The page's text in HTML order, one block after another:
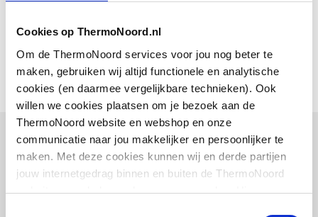
Cookies op ThermoNoord.nl
Om de ThermoNoord services voor jou nog beter te
maken, gebruiken wij altijd functionele en analytische
cookies (en daarmee vergelijkbare technieken). Ook
willen we cookies plaatsen om je bezoek aan de
ThermoNoord website en webshop en onze
communicatie naar jou makkelijker en persoonlijker te
maken. Met deze cookies kunnen wij en derde partijen
jouw internetgedrag binnen en buiten de ThermoNoord
website en webshop volgen en verzamelen. Hiermee
Met afvoerplug Nee
Afvoerpijp draaibaar Ja
Bijpassende artikelen
Vaak samen gekocht